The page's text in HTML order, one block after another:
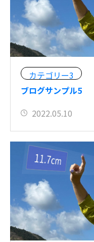
カテゴリー3
ブログサンプル5
2022.05.10